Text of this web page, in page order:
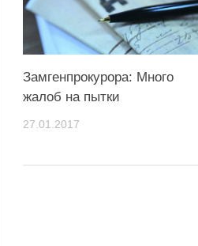
Замгенпрокурора: Много
жалоб на пытки
27.01.2017